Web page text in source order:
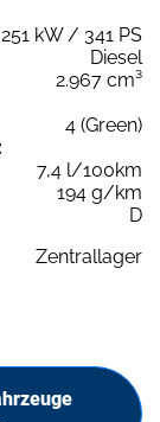
251 kW / 341 PS
Diesel
2.967 cm³
4 (Green)
7,4 l/100km
194 g/km
D
Zentrallager